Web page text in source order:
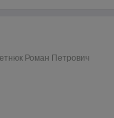
Роман Петрович